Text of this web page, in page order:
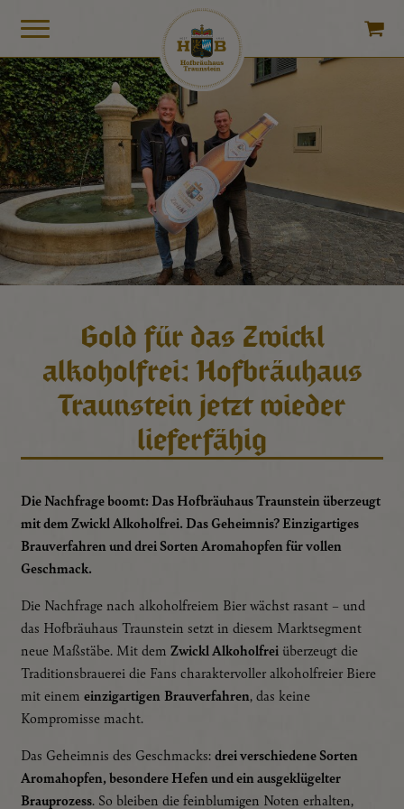
Gold für das Zwickl
alkoholfrei: Hofbräuhaus
Traunstein jetzt wieder
lieferfähig
Die Nachfrage boomt: Das Hofbräuhaus Traunstein überzeugt
mit dem Zwickl Alkoholfrei. Das Geheimnis? Einzigartiges
Brauverfahren und drei Sorten Aromahopfen für vollen
Geschmack.
Die Nachfrage nach alkoholfreiem Bier wächst rasant – und
das Hofbräuhaus Traunstein setzt in diesem Marktsegment
neue Maßstäbe. Mit dem Zwickl Alkoholfrei überzeugt die
Traditionsbrauerei die Fans charaktervoller alkoholfreier Biere
mit einem einzigartigen Brauverfahren, das keine
Kompromisse macht.
Das Geheimnis des Geschmacks:drei verschiedene Sorten
Aromahopfen, besondere Hefen und ein ausgeklügelter
Brauprozess. So bleiben die feinblumigen Noten erhalten,